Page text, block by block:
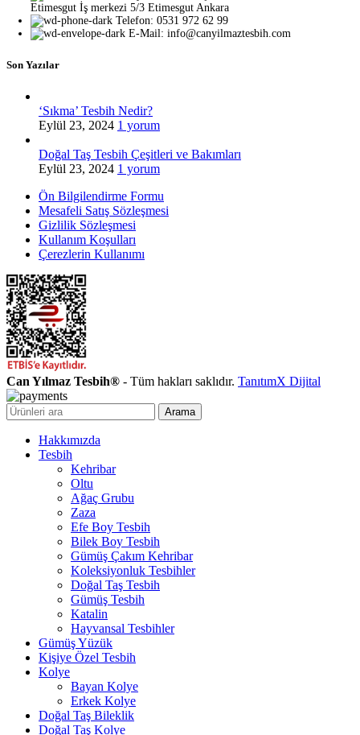
Etimesgut İş merkezi 5/3 Etimesgut Ankara
Telefon: 0531 972 62 99
E-Mail: info@canyilmaztesbih.com
Son Yazılar
‘Sıkma’ Tesbih Nedir?
Eylül 23, 2024 1 yorum
Doğal Taş Tesbih Çeşitleri ve Bakımları
Eylül 23, 2024 1 yorum
Ön Bilgilendirme Formu
Mesafeli Satış Sözleşmesi
Gizlilik Sözleşmesi
Kullanım Koşulları
Çerezlerin Kullanımı
Can Yılmaz Tesbih® - Tüm hakları saklıdır. TanıtımX Dijital
Arama
Hakkımızda
Tesbih
Kehribar
Oltu
Ağaç Grubu
Zaza
Efe Boy Tesbih
Bilek Boy Tesbih
Gümüş Çakım Kehribar
Koleksiyonluk Tesbihler
Doğal Taş Tesbih
Gümüş Tesbih
Katalin
Hayvansal Tesbihler
Gümüş Yüzük
Kişiye Özel Tesbih
Kolye
Bayan Kolye
Erkek Kolye
Doğal Taş Bileklik
Doğal Taş Kolye